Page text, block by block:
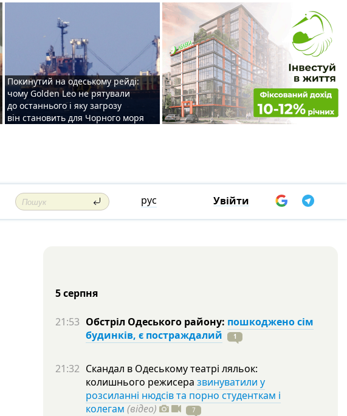
Покинутий на одеському рейді:
чому Golden Leo не рятували
до останнього і яку загрозу
він становить для Чорного моря
рус Увійти
5 серпня
21:53 Обстріл Одеського району: пошкоджено сім
будинків, є постраждалий
1
21:32 Скандал в Одеському театрі ляльок:
колишнього режисера звинуватили у
розсиланні нюдсів та порно студенткам і
колегам (відео) 7